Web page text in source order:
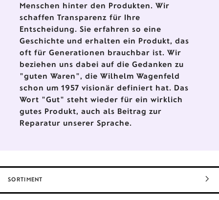
Menschen hinter den Produkten. Wir
schaffen Transparenz für Ihre
Entscheidung. Sie erfahren so eine
Geschichte und erhalten ein Produkt, das
oft für Generationen brauchbar ist. Wir
beziehen uns dabei auf die Gedanken zu
"guten Waren", die Wilhelm Wagenfeld
schon um 1957 visionär definiert hat. Das
Wort "Gut" steht wieder für ein wirklich
gutes Produkt, auch als Beitrag zur
Reparatur unserer Sprache.
SORTIMENT